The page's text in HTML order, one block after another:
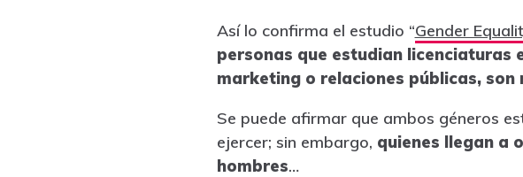
Así lo confirma el estudio “Gender
personas que estudian licenciaturas
marketing o relaciones públicas, son
Se puede afirmar que ambos géneros
ejercer; sin embargo, quienes llegan a
hombres…